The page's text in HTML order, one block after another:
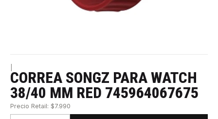
CORREA SONGZ PARA WATCH
38/40 MM RED 745964067675
Precio Retail: $7.990